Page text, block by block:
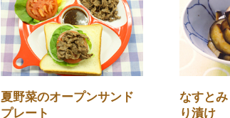
夏野菜のオープンサンド
プレート
なすと
り漬け